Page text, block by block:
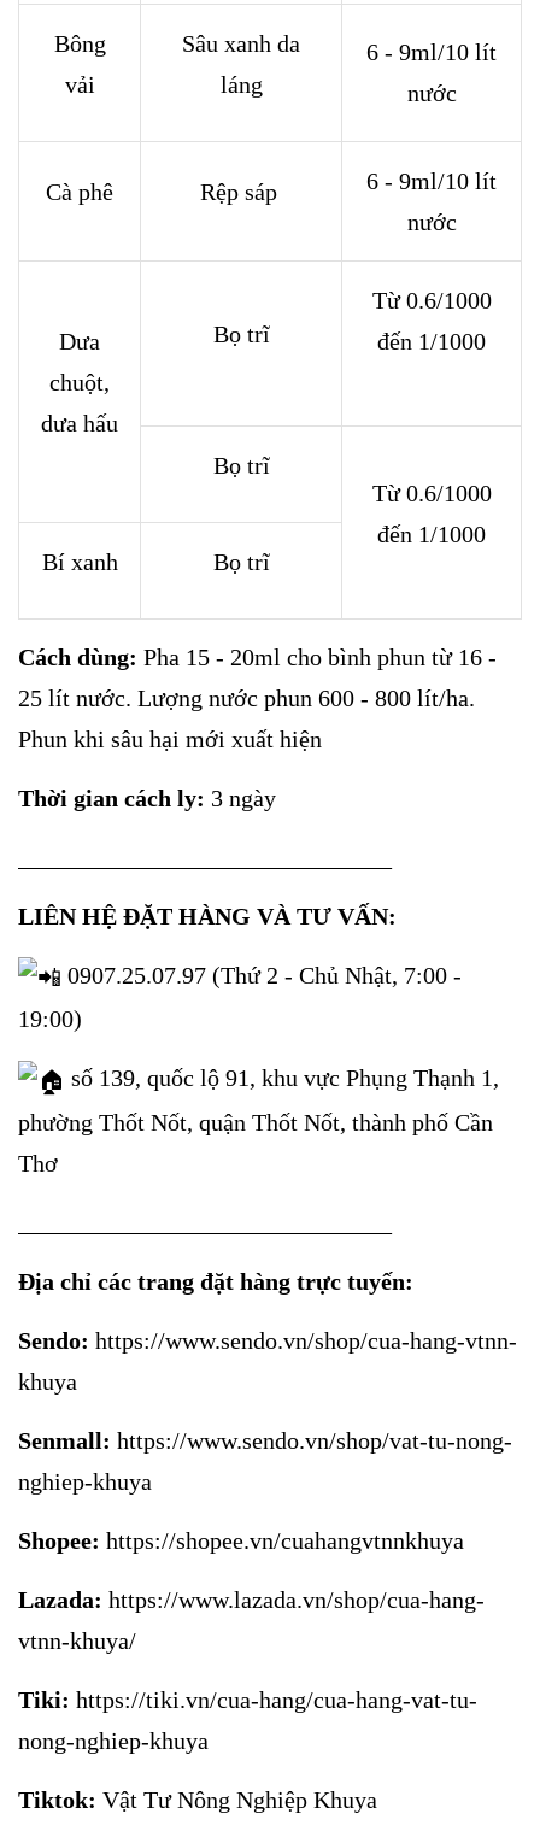
Bông
vải
Sâu xanh da
láng
6 - 9ml/10 lít
nước
Cà phê Rệp sáp
6 - 9ml/10 lít
nước
Dưa
chuột,
dưa hấu
Bọ trĩ
Từ 0.6/1000
đến 1/1000
Bọ trĩ
Từ 0.6/1000
đến 1/1000
Bí xanh
Bọ trĩ
Cách dùng: Pha 15 - 20ml cho bình phun từ 16 -
25 lít nước. Lượng nước phun 600 - 800 lít/ha.
Phun khi sâu hại mới xuất hiện
Thời gian cách ly: 3 ngày
LIÊN HỆ ĐẶT HÀNG VÀ TƯ VẤN:
0907.25.07.97 (Thứ 2 - Chủ Nhật, 7:00 -
19:00)
số 139, quốc lộ 91, khu vực Phụng Thạnh 1,
phường Thốt Nốt, quận Thốt Nốt, thành phố Cần
Thơ
Địa chỉ các trang đặt hàng trực tuyến:
Sendo: https://www.sendo.vn/shop/cua-hang-vtnn-
khuya
Senmall: https://www.sendo.vn/shop/vat-tu-nong-
nghiep-khuya
Shopee: https://shopee.vn/cuahangvtnnkhuya
Lazada: https://www.lazada.vn/shop/cua-hang-
vtnn-khuya/
Tiki: https://tiki.vn/cua-hang/cua-hang-vat-tu-
nong-nghiep-khuya
Tiktok: Vật Tư Nông Nghiệp Khuya